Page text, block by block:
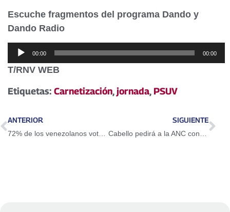
Escuche fragmentos del programa Dando y
Dando Radio
Reproductor
de
00:00 00:00
T/RNV WEB
Etiquetas: Carnetización,jornada, PSUV
ANTERIOR SIGUIENTE